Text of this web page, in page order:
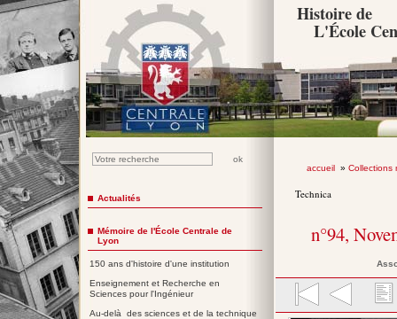
Histoire de
L'École
accueil» Collections
Technica
n°94,
Actualités
Mémoire de l'École Centrale de
Lyon
150 ans d'histoire d'une institution
Enseignement et Recherche en
Sciences pour l'Ingénieur
Au-delà des sciences et de la technique